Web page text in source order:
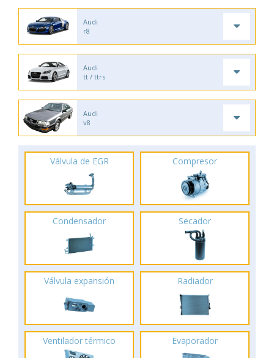
Audi
r8
Audi
tt / ttrs
Audi
v8
Válvula de EGR Compresor
Condensador Secador
Válvula expansión Radiador
Ventilador térmico Evaporador